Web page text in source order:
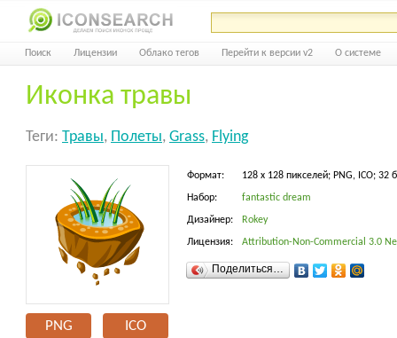
Поиск Лицензии Облако тегов Перейти к версии v2 О системе
Иконка травы
Теги: Травы, Полеты, Grass, Flying
PNG ICO
Формат: 128 x 128 пикселей; PNG, ICO; 32
Набор: fantastic dream
Дизайнер: Rokey
Лицензия: Attribution-Non-Commercial 3.0
Поделиться…